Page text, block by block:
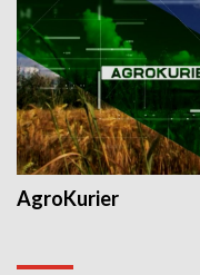
AgroKurier